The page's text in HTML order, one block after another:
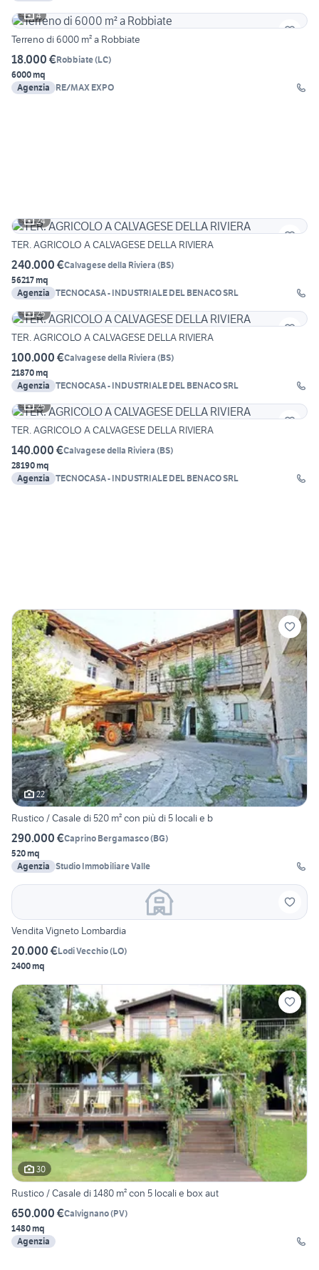
4
Terreno di 6000 m² a Robbiate
18.000 €Robbiate(LC)
6000 mq
Agenzia
RE/MAX EXPO
24
TER. AGRICOLO A CALVAGESE DELLA RIVIERA
240.000 €Calvagese della Riviera (BS)
56217 mq
Agenzia TECNOCASA - INDUSTRIALE DEL BENACO SRL
25
TER. AGRICOLO A CALVAGESE DELLA RIVIERA
100.000 €Calvagese della Riviera (BS)
21870 mq
Agenzia TECNOCASA - INDUSTRIALE DEL BENACO SRL
25
TER. AGRICOLO A CALVAGESE DELLA RIVIERA
140.000 €Calvagese della Riviera (BS)
28190 mq
Agenzia TECNOCASA - INDUSTRIALE DEL BENACO SRL
22
Rustico / Casale di 520 m² con più di 5 locali e b
290.000 €Caprino Bergamasco(BG)
520 mq
Agenzia Studio Immobiliare Valle
Vendita Vigneto Lombardia
20.000 €Lodi Vecchio(LO)
2400 mq
30
Rustico / Casale di 1480 m² con 5 locali e box aut
650.000 €Calvignano(PV)
1480 mq
Agenzia